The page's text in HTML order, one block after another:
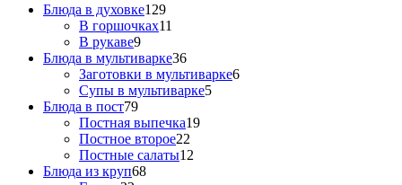
Блюда в духовке129
В горшочках11
В рукаве9
Блюда в мультиварке36
Заготовки в мультиварке6
Супы в мультиварке5
Блюда в пост79
Постная выпечка19
Постное второе22
Постные салаты12
Блюда из круп68